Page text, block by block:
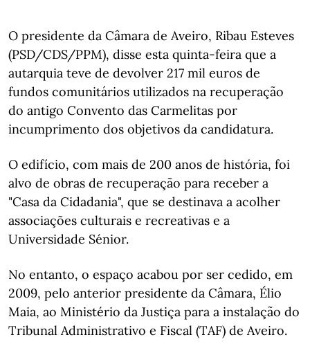
O presidente da Câmara de Aveiro, Ribau Esteves
(PSD/CDS/PPM), disse esta quinta-feira que a
autarquia teve de devolver 217 mil euros de
fundos comunitários utilizados na recuperação
do antigo Convento das Carmelitas por
incumprimento dos objetivos da candidatura.
O edifício, com mais de 200 anos de história, foi
alvo de obras de recuperação para receber a
"Casa da Cidadania", que se destinava a acolher
associações culturais e recreativas e a
Universidade Sénior.
No entanto, o espaço acabou por ser cedido, em
2009, pelo anterior presidente da Câmara, Élio
Maia, ao Ministério da Justiça para a instalação do
Tribunal Administrativo e Fiscal (TAF) de Aveiro.